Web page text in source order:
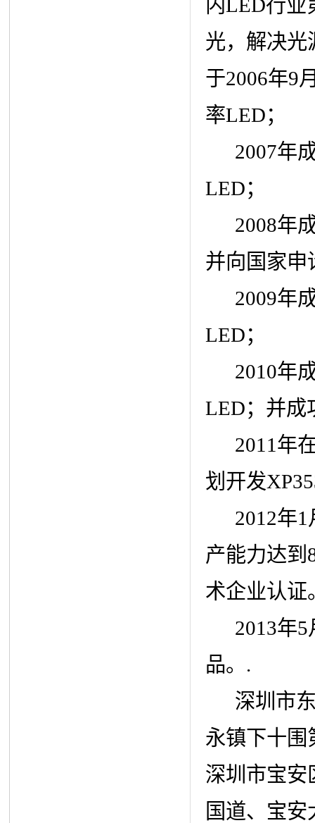
内LED行业
光，解决光
于2006年9
率LED；
2007年成
LED；
2008年成
并向国家申
2009年成
LED；
2010年成
LED；并成
2011年在
划开发
2012年1
产能力达到
术企业认证
2013年5
品。.
深圳市东
永镇下十围
深圳市宝安
国道、宝